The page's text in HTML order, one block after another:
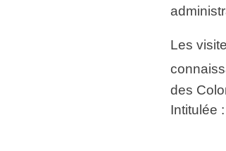
Les
des
Intitulée :